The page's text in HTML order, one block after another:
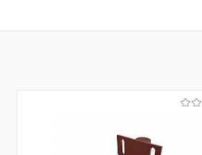
Купить в 1 клик
К сравнению